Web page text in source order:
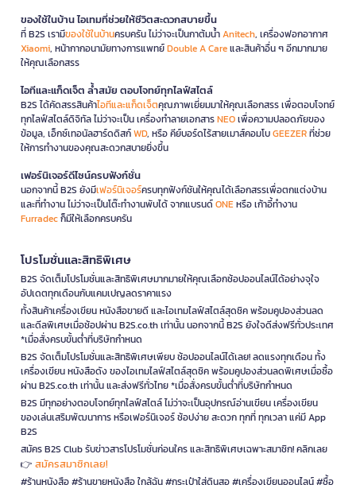
ของใช้ในบ้าน ไอเทมที่ช่วยให้ชีวิตสะดวกสบายขึ้น
ที่ B2S เรามีของใช้ในบ้านครบครัน ไม่ว่าจะเป็นกาต้มน้ำAnitech, เครื่องฟอกอากาศ
Xiaomi, หน้ากากอนามัยทางการแพทย์Double A Careและสินค้าอื่น ๆ อีกมากมาย
ให้คุณเลือกสรร
ไอทีและแก็ดเจ็ต ล้ำสมัย ตอบโจทย์ทุกไลฟ์สไตล์
B2S ได้คัดสรรสินค้าไอทีและแก็ดเจ็ตคุณภาพเยี่ยมมาให้คุณเลือกสรร เพื่อตอบโจทย์
ทุกไลฟ์สไตล์ดิจิทัล ไม่ว่าจะเป็น เครื่องทำลายเอกสารNEOเพื่อความปลอดภัยของ
ข้อมูล, เอ็กซ์เทอนัลฮาร์ดดิสก์WD, หรือ คีย์บอร์ดไร้สายเมาส์คอมโบGEEZERที่ช่วย
ให้การทำงานของคุณสะดวกสบายยิ่งขึ้น
เฟอร์นิเจอร์ดีไซน์ครบฟังก์ชั่น
นอกจากนี้ B2S ยังมีเฟอร์นิเจอร์ครบทุกฟังก์ชันให้คุณได้เลือกสรรเพื่อตกแต่งบ้าน
และที่ทำงาน ไม่ว่าจะเป็นโต๊ะทำงานพับได้ จากแบรนด์ONEหรือ เก้าอี้ทำงาน
Furradecก็มีให้เลือกครบครัน
โปรโมชั่นและสิทธิพิเศษ
B2S จัดเต็มโปรโมชั่นและสิทธิพิเศษมากมายให้คุณเลือกช้อปออนไลน์ได้อย่างจุใจ
อัปเดตทุกเดือนกับแคมเปญลดราคาแรง
ทั้งสินค้าเครื่องเขียน หนังสือขายดี และไอเทมไลฟ์สไตล์สุดชิค พร้อมคูปองส่วนลด
และดีลพิเศษเมื่อช้อปผ่าน B2S.co.th เท่านั้น นอกจากนี้ B2S ยังใจดีส่งฟรีทั่วประเทศ
*เมื่อสั่งครบขั้นต่ำที่บริษัทกำหนด
B2S จัดเต็มโปรโมชั่นและสิทธิพิเศษเพียบ ช้อปออนไลน์ได้เลย! ลดแรงทุกเดือน ทั้ง
เครื่องเขียน หนังสือดัง ของไอเทมไลฟ์สไตล์สุดชิค พร้อมคูปองส่วนลดพิเศษเมื่อซื้อ
ผ่าน B2S.co.th เท่านั้น และส่งฟรีทั่วไทย *เมื่อสั่งครบขั้นต่ำที่บริษัทกำหนด
B2S มีทุกอย่างตอบโจทย์ทุกไลฟ์สไตล์ ไม่ว่าจะเป็นอุปกรณ์อ่านเขียน เครื่องเขียน
ของเล่นเสริมพัฒนาการ หรือเฟอร์นิเจอร์ ช้อปง่าย สะดวก ทุกที่ ทุกเวลา แค่มี App
B2S
สมัคร B2S Club รับข่าวสารโปรโมชั่นก่อนใคร และสิทธิพิเศษเฉพาะสมาชิก! คลิกเลย
👉 สมัครสมาชิกเลย!
#ร้านหนังสือ #ร้านขายหนังสือ ใกล้ฉัน #กระเป๋าใส่ดินสอ #เครื่องเขียนออนไลน์ #ซื้อ